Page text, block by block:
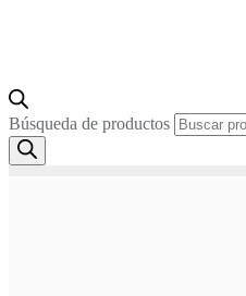
Búsqueda de productos